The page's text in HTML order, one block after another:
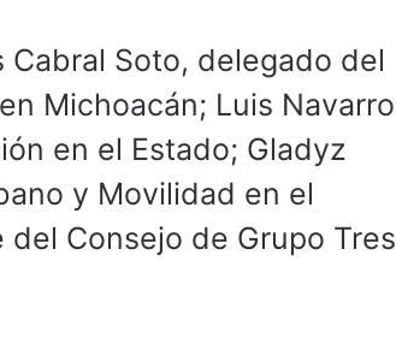
Soto, delegado del
Michoacán; Luis Navarro
en el Estado; Gladyz
y Movilidad en el
Consejo de Grupo Tres